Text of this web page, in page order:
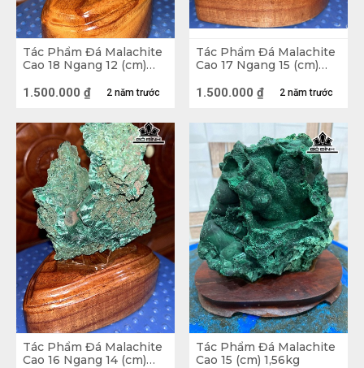
Đặc biệt là, đá Khổng Tước còn được xem là
vật phong thủy dùng để thu hút tài lộc cho
gia chủ
2.2. Giá trị đối với sức khỏe
Đá Khổng Tước còn được coi là đá bảo vệ vì
khi đi du lịch hay thợ mỏ thường mang theo
để bảo vệ bản thân. Một đặc tính tuyệt vời
nữa của đá chính là giúp chống lại những lo
ngại của phụ nữ. Cụ thể như sẽ giúp bạn
điều hòa kinh nguyệt hàng tháng cùng với
những cơ đau bụng kinh sẽ giảm bớt trong
Tác Phẩm Đá Malachite
Cao 18 Ngang 12 (cm)
2 năm trước
1.500.000 ₫
Tác Phẩm Đá Malachite
Cao 17 Ngang 15 (cm)
2 năm trước
1.500.000 ₫
Tác Phẩm Đá Malachite
Cao 16 Ngang 14 (cm)
Tác Phẩm Đá Malachite
Cao 15 (cm) 1,56kg